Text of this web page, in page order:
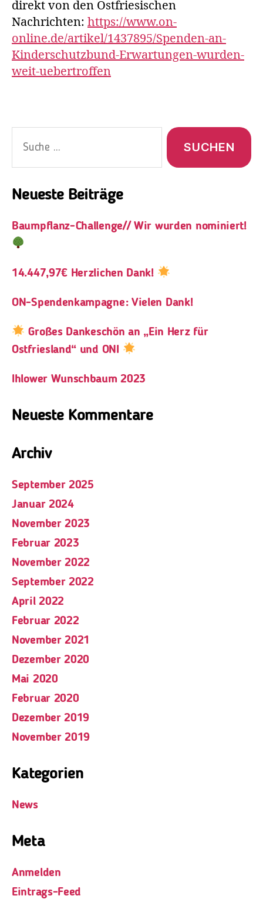
direkt von den Ostfriesischen
Nachrichten: https://www.on-
online.de/artikel/1437895/Spenden-an-
Kinderschutzbund-Erwartungen-wurden-
weit-uebertroffen
Neueste Beiträge
Baumpflanz-Challenge// Wir wurden nominiert!
14.447,97€ Herzlichen Dank!
ON-Spendenkampagne: Vielen Dank!
Großes Dankeschön an „Ein Herz für
Ostfriesland“ und ONI
Ihlower Wunschbaum 2023
Neueste Kommentare
Archiv
September 2025
Januar 2024
November 2023
Februar 2023
November 2022
September 2022
April 2022
Februar 2022
November 2021
Dezember 2020
Mai 2020
Februar 2020
Dezember 2019
November 2019
Kategorien
News
Meta
Anmelden
Eintrags-Feed